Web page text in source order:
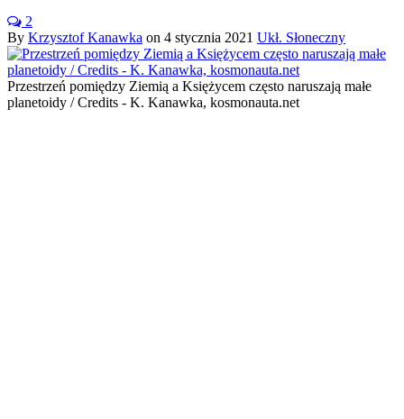
2
By Krzysztof Kanawka on 4 stycznia 2021 Ukł. Słoneczny
Przestrzeń pomiędzy Ziemią a Księżycem często naruszają małe
planetoidy / Credits - K. Kanawka, kosmonauta.net